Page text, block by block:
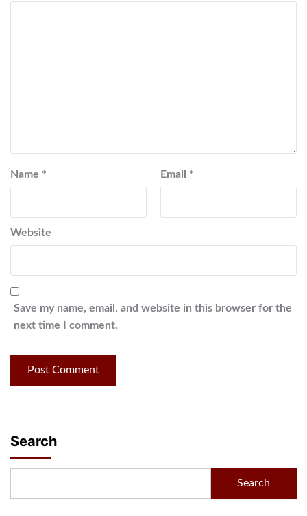
Name * Email *
Website
Save my name, email, and website in this browser for the
next time I comment.
Search
Search